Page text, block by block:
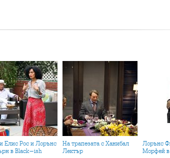
в Black-ish
На трапезата с Ханибал
Лектър
Лорънс Фишбърн като
Морфей в